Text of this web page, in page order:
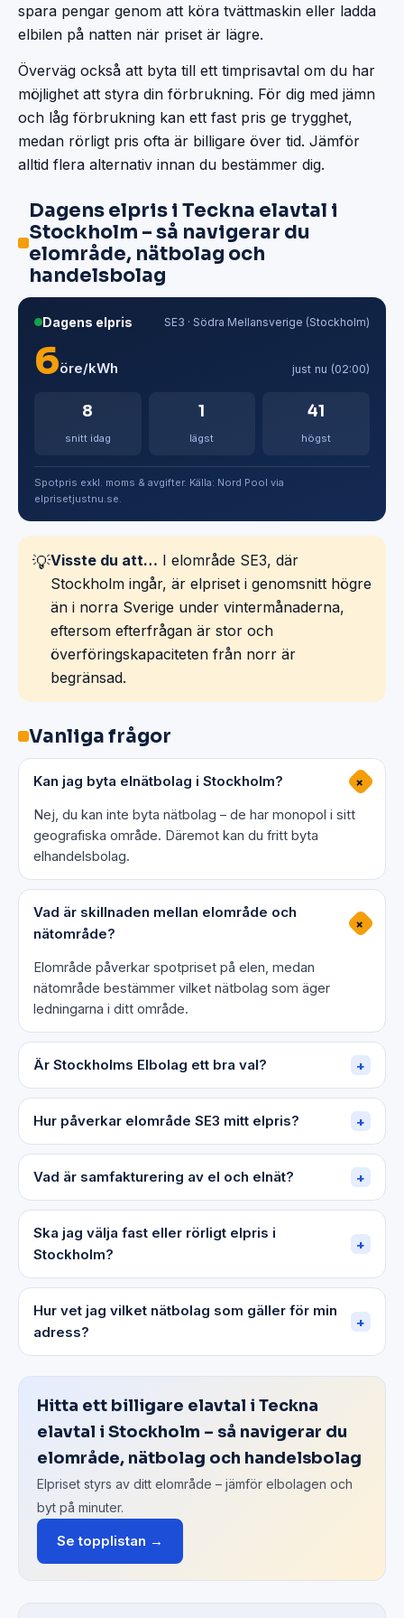
spara pengar genom att köra tvättmaskin eller ladda
elbilen på natten när priset är lägre.
Överväg också att byta till ett timprisavtal om du har
möjlighet att styra din förbrukning. För dig med jämn
och låg förbrukning kan ett fast pris ge trygghet,
medan rörligt pris ofta är billigare över tid. Jämför
alltid flera alternativ innan du bestämmer dig.
Dagens elpris i Teckna elavtal i
Stockholm – så navigerar du
elområde, nätbolag och
handelsbolag
Dagens elpris SE3 · Södra Mellansverige (Stockholm)
6öre/kWh just nu (02:00)
8
snitt idag
1
lägst
41
högst
Spotpris exkl. moms & avgifter. Källa: Nord Pool via
elprisetjustnu.se.
💡Visste du att… I elområde SE3, där
Stockholm ingår, är elpriset i genomsnitt högre
än i norra Sverige under vintermånaderna,
eftersom efterfrågan är stor och
överföringskapaciteten från norr är
begränsad.
Vanliga frågor
Kan jag byta elnätbolag i Stockholm? +
Nej, du kan inte byta nätbolag – de har monopol i sitt
geografiska område. Däremot kan du fritt byta
elhandelsbolag.
Vad är skillnaden mellan elområde och
nätområde?
+
Elområde påverkar spotpriset på elen, medan
nätområde bestämmer vilket nätbolag som äger
ledningarna i ditt område.
Är Stockholms Elbolag ett bra val? +
Hur påverkar elområde SE3 mitt elpris? +
Vad är samfakturering av el och elnät? +
Ska jag välja fast eller rörligt elpris i
Stockholm?
+
Hur vet jag vilket nätbolag som gäller för min
adress?
+
Hitta ett billigare elavtal i Teckna
elavtal i Stockholm – så navigerar du
elområde, nätbolag och handelsbolag
Elpriset styrs av ditt elområde – jämför elbolagen och
byt på minuter.
Se topplistan →